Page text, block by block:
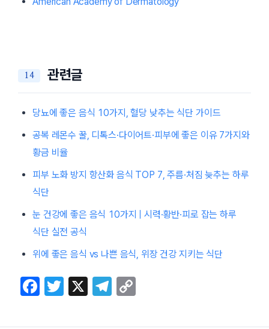
관련글
당뇨에 좋은 음식 10가지, 혈당 낮추는 식단 가이드
공복 레몬수 꿀, 디톡스·다이어트·피부에 좋은 이유 7가지와
황금 비율
피부 노화 방지 항산화 음식 TOP 7, 주름·처짐 늦추는 하루
식단
눈 건강에 좋은 음식 10가지 | 시력·황반·피로 잡는 하루
식단 실전 공식
위에 좋은 음식 vs 나쁜 음식, 위장 건강 지키는 식단
F
T
X
T